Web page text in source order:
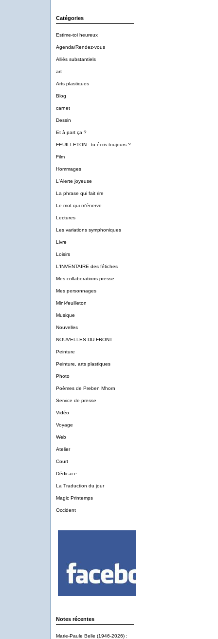
Catégories
Estime-toi heureux
Agenda/Rendez-vous
Alliés substantiels
art
Arts plastiques
Blog
carnet
Dessin
Et à part ça ?
FEUILLETON : tu écris toujours ?
Film
Hommages
L'Alerte joyeuse
La phrase qui fait rire
Le mot qui m'énerve
Lectures
Les variations symphoniques
Livre
Loisirs
L'INVENTAIRE des fétiches
Mes collaborations presse
Mes personnages
Mini-feuilleton
Musique
Nouvelles
NOUVELLES DU FRONT
Peinture
Peinture, arts plastiques
Photo
Poèmes de Preben Mhorn
Service de presse
Vidéo
Voyage
Web
Atelier
Court
Dédicace
La Traduction du jour
Magic Printemps
Occident
Notes récentes
Marie-Paule Belle (1946-2026) :